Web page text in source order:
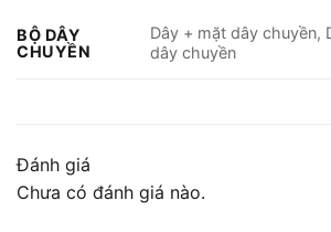
BỘ DÂY
CHUYỀN
Dây + mặt dây chuyền,
dây chuyền
Đánh giá
Chưa có đánh giá nào.